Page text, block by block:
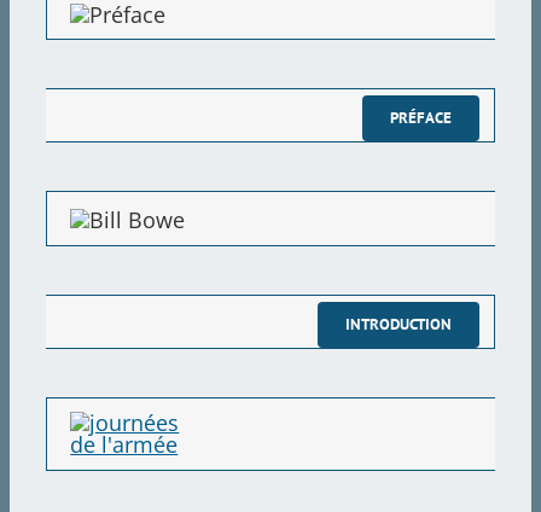
CIAD dans le CD de l’OACSI à l’AD à DC
Département de la planification et des opérations
perturbation civile (DCDPO)
Le système de missiles antibalistiques Safeguard
PRÉFACE
INTRODUCTION